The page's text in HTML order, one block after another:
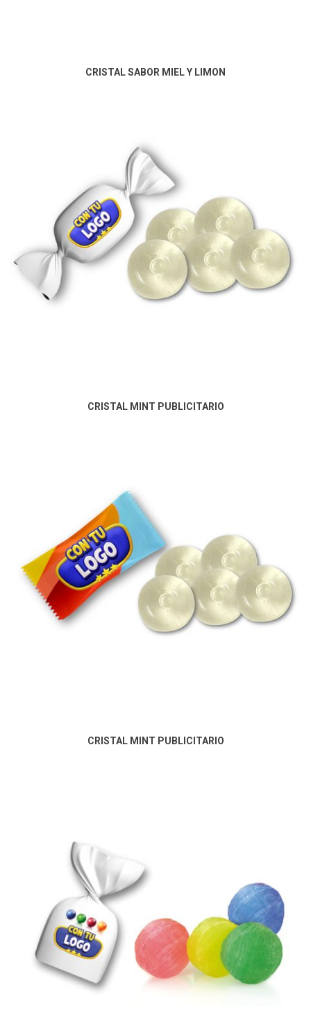
CRISTAL SABOR MIEL Y LIMON
CRISTAL MINT PUBLICITARIO
CRISTAL MINT PUBLICITARIO